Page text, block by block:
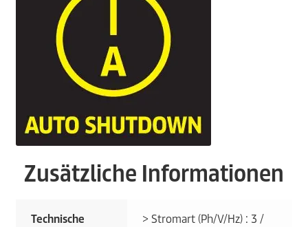
Zusätzliche Informationen
Technische
> Stromart (Ph/V/Hz) : 3 /